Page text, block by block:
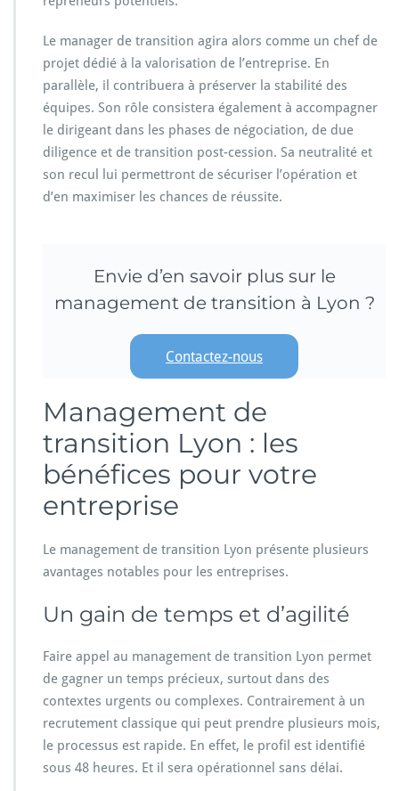
Le manager de transition agira alors comme un chef de
projet dédié à la valorisation de l’entreprise. En
parallèle, il contribuera à préserver la stabilité des
équipes. Son rôle consistera également à accompagner
le dirigeant dans les phases de négociation, de due
diligence et de transition post-cession. Sa neutralité et
son recul lui permettront de sécuriser l’opération et
d’en maximiser les chances de réussite.
Envie d’en savoir plus sur le
management de transition à Lyon ?
Contactez-nous
Management de
transition Lyon : les
bénéfices pour votre
entreprise
Le management de transition Lyon présente plusieurs
avantages notables pour les entreprises.
Un gain de temps et d’agilité
Faire appel au management de transition Lyon permet
de gagner un temps précieux, surtout dans des
contextes urgents ou complexes. Contrairement à un
recrutement classique qui peut prendre plusieurs mois,
le processus est rapide. En effet, le profil est identifié
sous 48 heures. Et il sera opérationnel sans délai.